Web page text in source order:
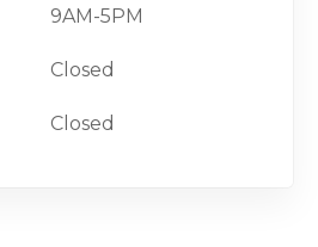
9AM-5PM
Closed
Closed